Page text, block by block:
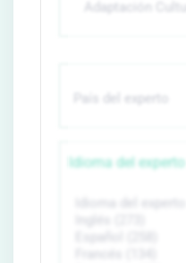
Idioma del experto